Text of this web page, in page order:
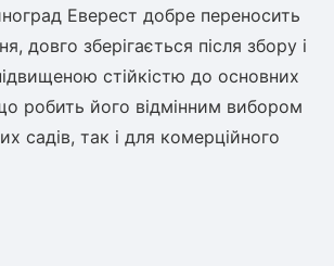
(Вістерія)
декоративна
Еверест добре переносить
довго зберігається після збору і
стійкістю до основних
робить його відмінним вибором
садів, так і для комерційного